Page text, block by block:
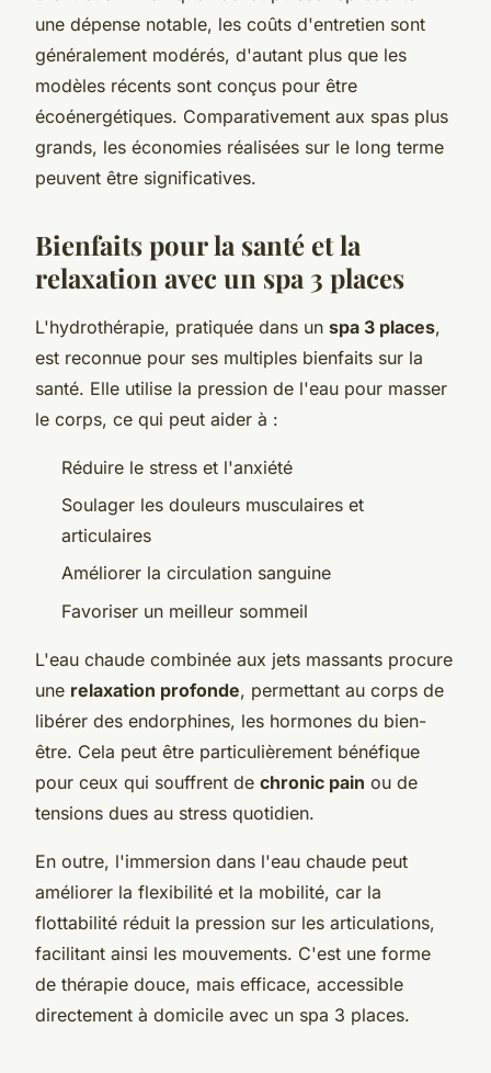
une dépense notable, les coûts d'entretien sont
généralement modérés, d'autant plus que les
modèles récents sont conçus pour être
écoénergétiques. Comparativement aux spas plus
grands, les économies réalisées sur le long terme
peuvent être significatives.
Bienfaits pour la santé et la
relaxation avec un spa 3 places
L'hydrothérapie, pratiquée dans un spa 3 places,
est reconnue pour ses multiples bienfaits sur la
santé. Elle utilise la pression de l'eau pour masser
le corps, ce qui peut aider à :
Réduire le stress et l'anxiété
Soulager les douleurs musculaires et
articulaires
Améliorer la circulation sanguine
Favoriser un meilleur sommeil
L'eau chaude combinée aux jets massants procure
une relaxation profonde, permettant au corps de
libérer des endorphines, les hormones du bien-
être. Cela peut être particulièrement bénéfique
pour ceux qui souffrent de chronic pain ou de
tensions dues au stress quotidien.
En outre, l'immersion dans l'eau chaude peut
améliorer la flexibilité et la mobilité, car la
flottabilité réduit la pression sur les articulations,
facilitant ainsi les mouvements. C'est une forme
de thérapie douce, mais efficace, accessible
directement à domicile avec un spa 3 places.